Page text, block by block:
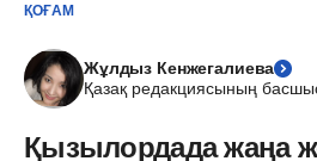
ҚОҒАМ
Жұлдыз Кенжегалиева
Қазақ редакциясының
Қызылордада жаңа